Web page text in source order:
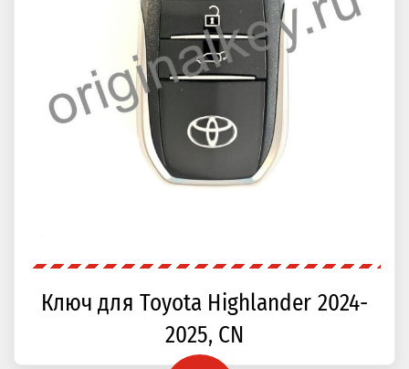
Ключ для Toyota Highlander 2024-
2025, CN